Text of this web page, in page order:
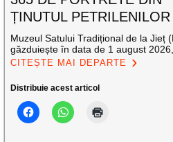
ȚINUTUL PETRILENILOR
Muzeul Satului Tradițional de la Jieț
găzduiește în data de 1 august
CITEȘTE MAI DEPARTE
Distribuie acest articol